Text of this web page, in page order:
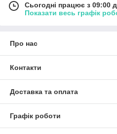
Сьогодні працює з 09:00
Показати весь графік
Про нас
Контакти
Доставка та оплата
Графік роботи